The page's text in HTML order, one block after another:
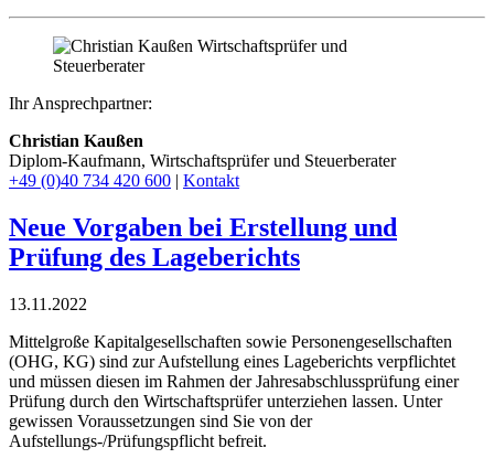
Ihr Ansprechpartner:
Christian Kaußen
Diplom-Kaufmann, Wirtschaftsprüfer und Steuerberater
+49 (0)40 734 420 600 | Kontakt
Neue Vorgaben bei Erstellung und
Prüfung des Lageberichts
13.11.2022
Mittelgroße Kapitalgesellschaften sowie Personengesellschaften
(OHG, KG) sind zur Aufstellung eines Lageberichts verpflichtet
und müssen diesen im Rahmen der Jahresabschlussprüfung einer
Prüfung durch den Wirtschaftsprüfer unterziehen lassen. Unter
gewissen Voraussetzungen sind Sie von der
Aufstellungs-/Prüfungspflicht befreit.